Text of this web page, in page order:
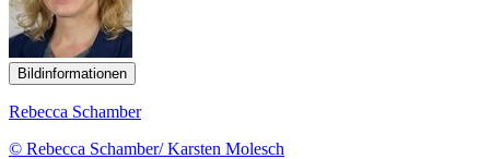
Bildinformationen
Rebecca Schamber
© Rebecca Schamber/ Karsten Molesch